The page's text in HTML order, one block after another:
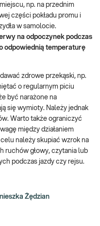
np. na przednim
części pokładu promu i
w samolocie.
na odpoczynek podczas
odpowiednią temperaturę
zdrowe przekąski, np.
o regularnym piciu
być narażone na
się wymioty. Należy jednak
Warto także ograniczyć
między działaniem
należy skupiać wzrok na
ruchów głowy, czytania lub
podczas jazdy czy rejsu.
Żędzian